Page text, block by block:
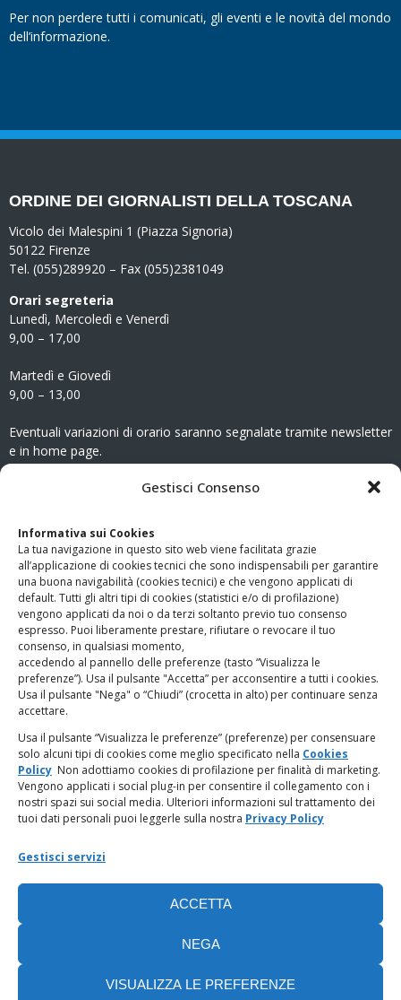
Gestisci Consenso
Informativa sui Cookies
La tua navigazione in questo sito web viene facilitata grazie
all’applicazione di cookies tecnici che sono indispensabili per garantire
una buona navigabilità (cookies tecnici) e che vengono applicati di
default. Tutti gli altri tipi di cookies (statistici e/o di profilazione)
vengono applicati da noi o da terzi soltanto previo tuo consenso
espresso. Puoi liberamente prestare, rifiutare o revocare il tuo
consenso, in qualsiasi momento,
accedendo al pannello delle preferenze (tasto “Visualizza le
preferenze”). Usa il pulsante "Accetta” per acconsentire a tutti i cookies.
Usa il pulsante "Nega" o “Chiudi” (crocetta in alto) per continuare senza
accettare.
Usa il pulsante “Visualizza le preferenze” (preferenze) per consensuare
solo alcuni tipi di cookies come meglio specificato nella Cookies
Policy Non adottiamo cookies di profilazione per finalità di marketing.
Vengono applicati i social plug-in per consentire il collegamento con i
nostri spazi sui social media. Ulteriori informazioni sul trattamento dei
tuoi dati personali puoi leggerle sulla nostra Privacy Policy
Gestisci servizi
ACCETTA
NEGA
VISUALIZZA LE PREFERENZE
Per non perdere tutti i comunicati, gli eventi e le novità del mondo
dell’informazione.
ORDINE DEI GIORNALISTI DELLA TOSCANA
Vicolo dei Malespini 1 (Piazza Signoria)
50122 Firenze
Tel. (055)289920 – Fax (055)2381049
Orari segreteria
Lunedì, Mercoledì e Venerdì
9,00 – 17,00
Martedì e Giovedì
9,00 – 13,00
Eventuali variazioni di orario saranno segnalate tramite newsletter
e in home page.
www.odg.toscana.it – testata registrata presso il Tribunale di
Firenze al nr. 5208 dell’ 08.10.2002. Direttore responsabile:
Giampaolo Marchini – C.F. 80005790482
LINK UTILI
PagoPA
Privacy Policy
Regolamento categorie particolari di dati personali e dati
giudiziari
Amministrazione Trasparente
Cookie Policy (UE)